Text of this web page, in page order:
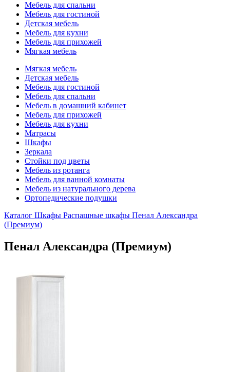
Мебель для спальни
Мебель для гостиной
Детская мебель
Мебель для кухни
Мебель для прихожей
Мягкая мебель
Мягкая мебель
Детская мебель
Мебель для гостиной
Мебель для спальни
Мебель в домашний кабинет
Мебель для прихожей
Мебель для кухни
Матрасы
Шкафы
Зеркала
Стойки под цветы
Мебель из ротанга
Мебель для ванной комнаты
Мебель из натурального дерева
Ортопедические подушки
Каталог Шкафы Распашные шкафы Пенал Александра
(Премиум)
Пенал Александра (Премиум)